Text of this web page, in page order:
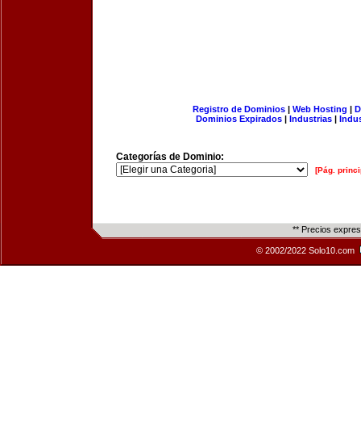
Registro de Dominios| Web Hosting |
Dominios Expirados | Industrias |
Categorías de Dominio:
[Pág.
** Precios
© 2002/2022 Solo10.com